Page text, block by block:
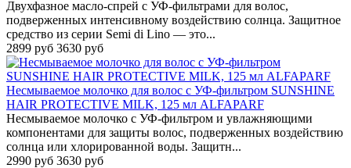
Двухфазное масло-спрей с УФ-фильтрами для волос,
подверженных интенсивному воздействию солнца. Защитное
средство из серии Semi di Lino — это...
2899 руб 3630 руб
Несмываемое молочко для волос с УФ-фильтром SUNSHINE
HAIR PROTECTIVE MILK, 125 мл ALFAPARF
Несмываемое молочко с УФ-фильтром и увлажняющими
компонентами для защиты волос, подверженных воздействию
солнца или хлорированной воды. Защитн...
2990 руб 3630 руб